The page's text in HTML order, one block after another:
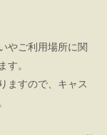
やご利用場所に関
。
ますので、キャス